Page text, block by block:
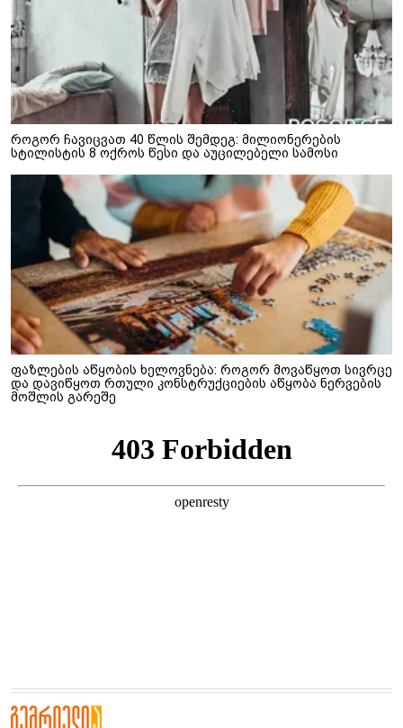
როგორ ჩავიცვათ 40 წლის შემდეგ: მილიონერების
სტილისტის 8 ოქროს წესი და აუცილებელი სამოსი
ფაზლების აწყობის ხელოვნება: როგორ მოვაწყოთ სივრცე
და დავიწყოთ რთული კონსტრუქციების აწყობა ნერვების
მოშლის გარეშე